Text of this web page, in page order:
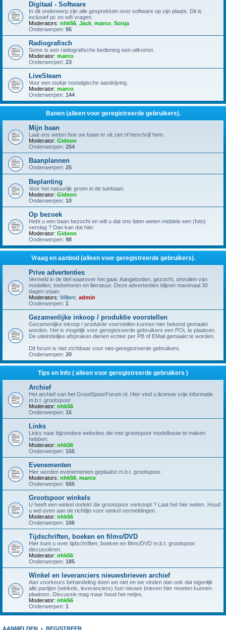
Digitaal - Software
In dit onderwerp zijn alle gesprekken over software op zijn plaats. Dit is
inclusief pc en wifi vragen.
Moderators: nhk56 Jack marco Sonja
Onderwerpen: 95
Radiografisch
Soms is een radiografische bediening een uitkomst.
Moderator: marco
Onderwerpen: 23
LiveSteam
Voor een stukje nostalgische aandrijving.
Moderator: marco
Onderwerpen: 144
Banen (alleen voor geregistreerde gebruikers).
Mijn baan
Laat ons weten hoe uw baan er uit ziet of beschrijf hem.
Moderator: Gideon
Onderwerpen: 254
Baanplannen
Onderwerpen: 25
Beplanting
Voor het natuurlijk groen in de tuinbaan.
Moderator: Gideon
Onderwerpen: 10
Op bezoek
Hebt u een baan bezocht en wilt u dat ons laten weten middels een (foto)
verslag ? Dan kan dat hier.
Moderator: Gideon
Onderwerpen: 98
Vraag en aanbod (alleen voor geregistreerde gebruikers).
Prive advertenties
Vermeld in de titel waarover het gaat. Aangeboden, gezocht, omruilen van
modellen, toebehoren en literatuur. Deze advertenties blijven maximaal 30
dagen staan.
Moderators: Willem admin
Onderwerpen: 1
Gezamenlijke inkoop / produktie voorstellen
Gezamenlijke inkoop / produktie voorstellen kunnen hier bekend gemaakt
worden. Het is mogelijk voor geregistreerde gebruikers een POL te plaatsen.
De uiteindelijke afspraken dienen echter per PB of EMail gemaakt te worden.
Dit forum is niet zichtbaar voor niet-geregistreerde gebruikers.
Onderwerpen: 20
Tips en Info ( alleen voor geregistreerde gebruikers )
Archief
Het archief van het GrootSpoorForum.nl. Hier vind u licensie vrije informatie
m.b.t. grootspoor.
Moderator: nhk56
Onderwerpen: 15
Links
Links naar bijzondere websites die met grootspoor modelbouw te maken
hebben.
Moderator: nhk56
Onderwerpen: 155
Evenementen
Hier worden evenementen geplaatst m.b.t. grootspoor.
Moderators: nhk56 marco
Onderwerpen: 555
Grootspoor winkels
U heeft een winkel ondekt die grootspoor verkoopt ? Laat het hier weten. Houd
u wel even aan de richtlijn voor winkel vermeldingen.
Moderator: nhk56
Onderwerpen: 106
Tijdschriften, boeken en films/DVD
Hier kunt u over tijdschriften, boeken en films/DVD m.b.t. grootspoor
discussiëren.
Moderator: nhk56
Onderwerpen: 185
Winkel en leveranciers nieuwsbrieven archief
Aan voorkeurs behandeling doen we niet en we vinden dan ook dat eigenlijk
alle partijen (winkels, leveranciers) hun nieuws brieven hier moeten kunnen
plaatsen. Discussie mag maar houd het netjes.
Moderator: nhk56
Onderwerpen: 1
AANMELDEN • REGISTREER